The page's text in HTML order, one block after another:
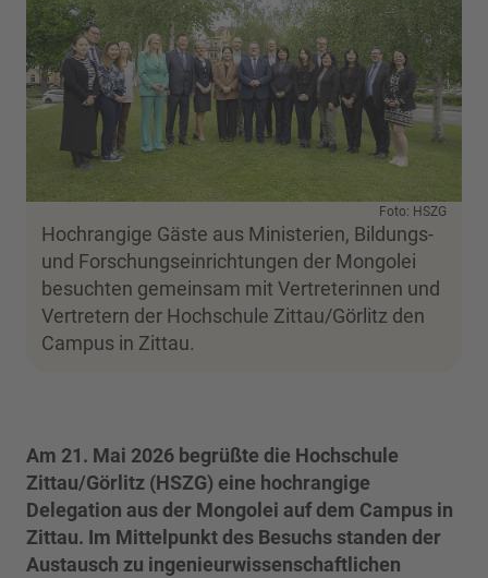
Foto: HSZG
Hochrangige Gäste aus Ministerien, Bildungs-
und Forschungseinrichtungen der Mongolei
besuchten gemeinsam mit Vertreterinnen und
Vertretern der Hochschule Zittau/Görlitz den
Campus in Zittau.
Am 21. Mai 2026 begrüßte die Hochschule
Zittau/Görlitz (HSZG) eine hochrangige
Delegation aus der Mongolei auf dem Campus in
Zittau. Im Mittelpunkt des Besuchs standen der
Austausch zu ingenieurwissenschaftlichen